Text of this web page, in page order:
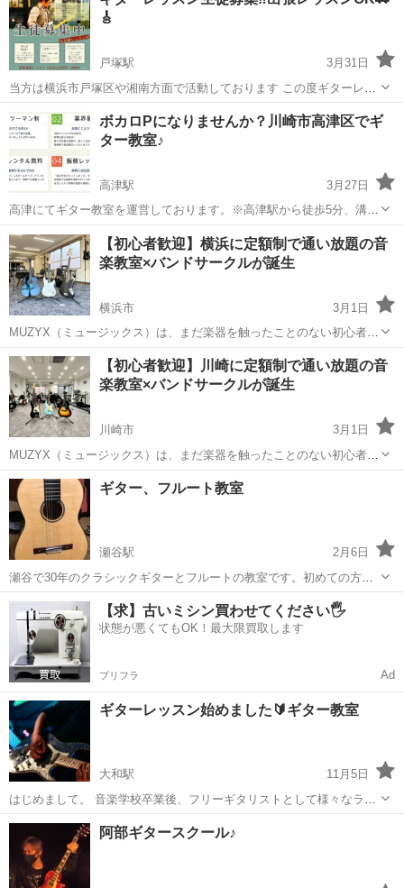
験でも歓迎です。 --...
🎸
戸塚駅
3月31日
当方は横浜市戸塚区や湘南方面で活動しております この度ギターレッ
スンの生徒さんを大募集します (簡単な概要) レッスンは戸塚駅前のス
タジオでの対面レッスンが基本となります。 が、ご用命いただけば生
徒さまの...
神奈川 横浜市 ギター レッスン
ボカロPになりませんか？川崎市高津区でギ
ター教室♪
高津駅
3月27日
高津にてギター教室を運営しております。※高津駅から徒歩5分、溝の
口駅から徒歩10分 ・業界最安値1レッスン(60分）2,000円 ・マンツー
マン ・楽器レンタル無料 ・振替も可能 作曲レッスンもあり、最低限
の音...
神奈川 川崎市 高津駅 ギター 無料
【初心者歓迎】横浜に定額制で通い放題の音
楽教室×バンドサークルが誕生
横浜市
3月1日
MUZYX（ミュージックス）は、まだ楽器を触ったことのない初心者か
らでも一からレッスンを受けられ、サークル内のメンバーとバンドを
組みライブのステージに立てる音楽教室＆サークルです。 1日2時間〜
通い放題、手ぶらでOK、...
神奈川 横浜市 ギター サークル
【初心者歓迎】川崎に定額制で通い放題の音
楽教室×バンドサークルが誕生
川崎市
3月1日
MUZYX（ミュージックス）は、まだ楽器を触ったことのない初心者か
らでも一からレッスンを受けられ、サークル内のメンバーとバンドを
組みライブのステージに立てる音楽教室＆サークルです。 1日2時間〜
通い放題、手ぶらでOK。...
神奈川 川崎市 ギター サークル
ギター、フルート教室
瀬谷駅
2月6日
瀬谷で30年のクラシックギターとフルートの教室です。初めての方、
楽譜が読めなくても大丈夫です。初歩から丁寧に指導いたします。体
験レッスンも有ります。月1、2回レッスン可能です、楽器のない方も
体験レッスン出来ます。子供から60...
神奈川 横浜市 瀬谷駅 クラシックギター
【求】古いミシン買わせてください🖐️
状態が悪くてもOK！最大限買取します
プリフラ Ad
ギターレッスン始めました🔰ギター教室
大和駅
11月5日
はじめまして。 音楽学校卒業後、フリーギタリストとして様々なライ
ブ、レコーディングに携わっております。 1人でも多くの方が気軽に
音楽を始められたらいいなと、この度レッスンを開始いたしました。
小さなお子様から大人の方までどな...
神奈川 大和市 大和駅 ギター
阿部ギタースクール♪